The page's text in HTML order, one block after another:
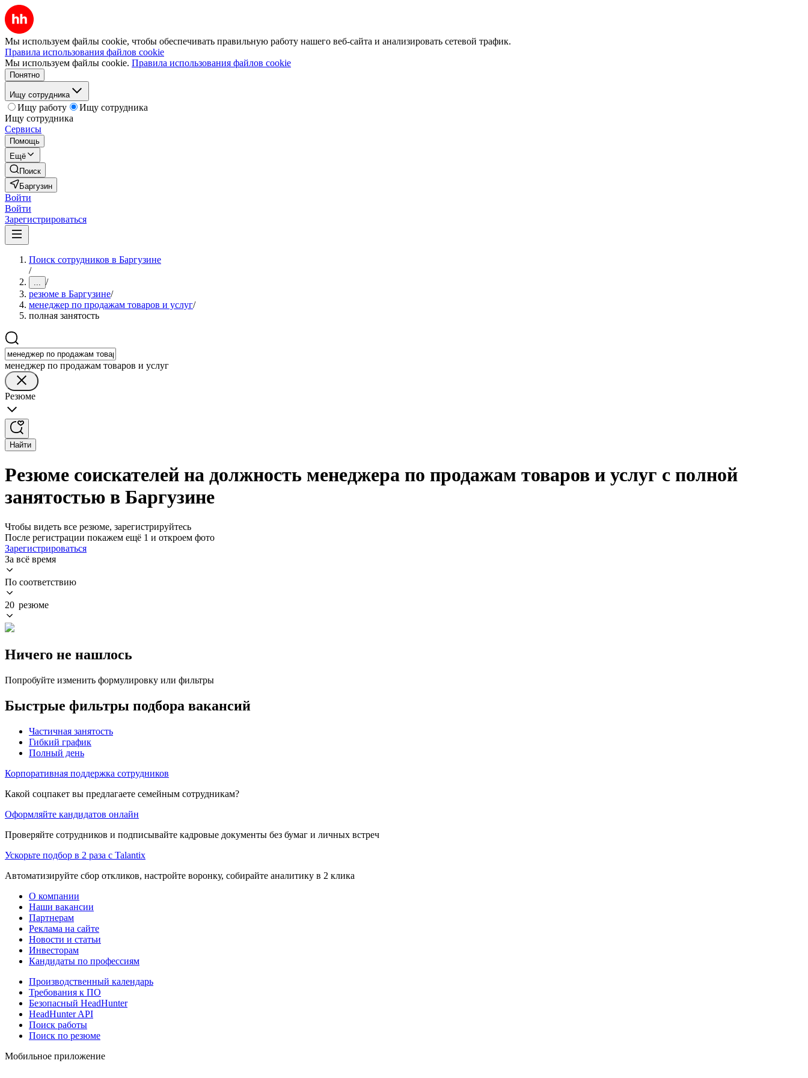
Мы используем файлы cookie, чтобы обеспечивать правильную работу нашего веб-сайта и анализировать сетевой трафик.
Правила использования файлов cookie
Мы используем файлы cookie. Правила использования файлов cookie
Понятно
Ищу сотрудника
Ищу работу
Ищу сотрудника
Ищу сотрудника
Сервисы
Помощь
Ещё
Поиск
Баргузин
Войти
Войти
Зарегистрироваться
Поиск сотрудников в Баргузине
/
... /
резюме в Баргузине/
менеджер по продажам товаров и услуг/
полная занятость
менеджер по продажам товаров и услуг
Резюме
Найти
Резюме соискателей на должность менеджера по продажам товаров и услуг с полной
занятостью в Баргузине
Чтобы видеть все резюме, зарегистрируйтесь
После регистрации покажем ещё 1 и откроем фото
Зарегистрироваться
За всё время
По соответствию
20 резюме
Ничего не нашлось
Попробуйте изменить формулировку или фильтры
Быстрые фильтры подбора вакансий
Частичная занятость
Гибкий график
Полный день
Корпоративная поддержка сотрудников
Какой соцпакет вы предлагаете семейным сотрудникам?
Оформляйте кандидатов онлайн
Проверяйте сотрудников и подписывайте кадровые документы без бумаг и личных встреч
Ускорьте подбор в 2 раза с Talantix
Автоматизируйте сбор откликов, настройте воронку, собирайте аналитику в 2 клика
О компании
Наши вакансии
Партнерам
Реклама на сайте
Новости и статьи
Инвесторам
Кандидаты по профессиям
Производственный календарь
Требования к ПО
Безопасный HeadHunter
HeadHunter API
Поиск работы
Поиск по резюме
Мобильное приложение